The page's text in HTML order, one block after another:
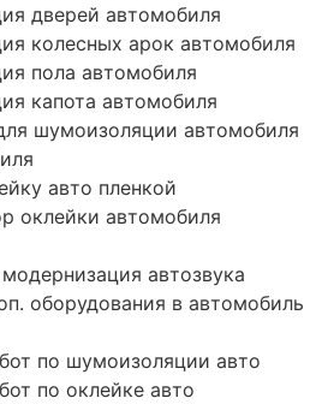
дверей автомобиля
колесных арок автомобиля
пола автомобиля
капота автомобиля
шумоизоляции автомобиля
авто пленкой
оклейки автомобиля
автозвука
оборудования в автомобиль
по шумоизоляции авто
по оклейке авто